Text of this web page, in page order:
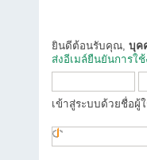
ยินดีต้อนรับคุณ, บุค
ส่งอีเมล์ยืนยันการใ
เข้าสู่ระบบด้วยชื่อผู้